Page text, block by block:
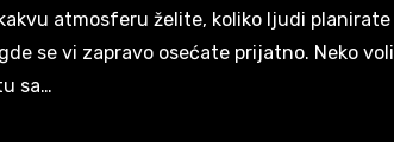
atmosferu želite, koliko ljudi planirate
se vi zapravo osećate prijatno. Neko voli
sa…